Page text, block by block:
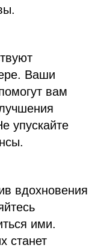
Ваши
вам
упускайте
вдохновения
ими.
станет